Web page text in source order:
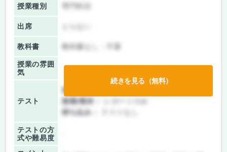
授業種別
出席
教科書 教科書なし・不要
授業の雰囲
気
テスト
前期/中間：
後期/期末：
持ち込み：
テストの方
式や難易度
続きを見る（無料）